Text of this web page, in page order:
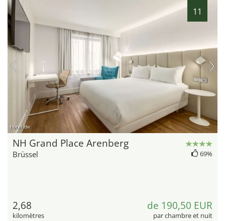
11
hotel.de
NH Grand Place Arenberg
Brüssel 69%
2,68
kilomètres
de 190,50 EUR
par chambre et nuit